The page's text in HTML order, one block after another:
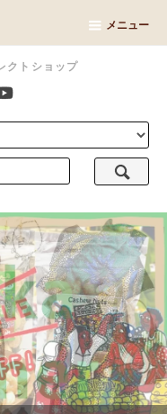
クトショップ
メニュー